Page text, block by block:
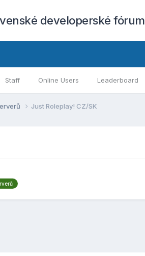
developerské fórum
Staff Online Users Leaderboard
Just Roleplay! CZ/SK